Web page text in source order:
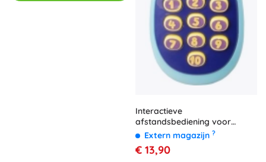
Interactieve
afstandsbediening voor
kinderen Bluey
Extern magazijn ?
€ 13,90